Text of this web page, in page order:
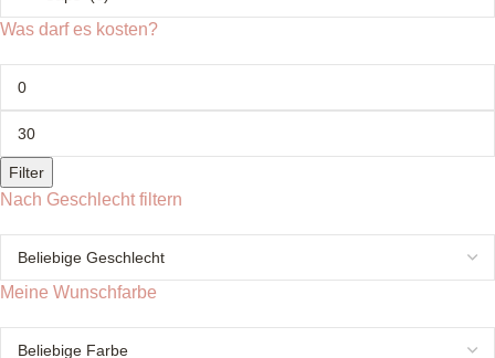
Was darf es kosten?
Filter
Nach Geschlecht filtern
Meine Wunschfarbe